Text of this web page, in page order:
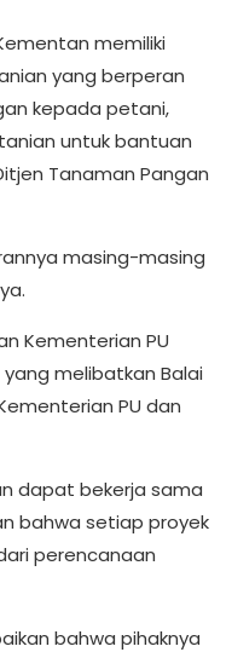
memiliki
yang berperan
kepada petani,
untuk bantuan
Tanaman Pangan
masing-masing
Kementerian PU
melibatkan Balai
PU dan
dapat bekerja sama
bahwa setiap proyek
perencanaan
bahwa pihaknya